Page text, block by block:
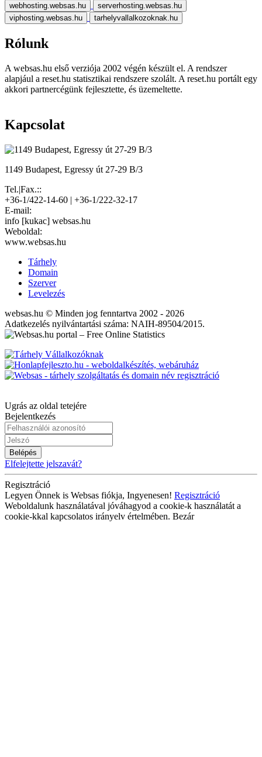
webhosting.websas.hu
serverhosting.websas.hu
viphosting.websas.hu
tarhelyvallalkozoknak.hu
Rólunk
A websas.hu első verziója 2002 végén készült el. A rendszer
alapjául a reset.hu statisztikai rendszere szolált. A reset.hu portált egy
akkori partnercégünk fejlesztette, és üzemeltette.
Kapcsolat
1149 Budapest, Egressy út 27-29 B/3
Tel.|Fax.::
+36-1/422-14-60 | +36-1/222-32-17
E-mail:
info [kukac] websas.hu
Weboldal:
www.websas.hu
Tárhely
Domain
Szerver
Levelezés
websas.hu © Minden jog fenntartva 2002 - 2026
Adatkezelés nyilvántartási száma: NAIH-89504/2015.
Ugrás az oldal tetejére
Bejelentkezés
Belépés
Elfelejtette jelszavát?
Regisztráció
Legyen Önnek is Websas fiókja, Ingyenesen! Regisztráció
Weboldalunk használatával jóváhagyod a cookie-k használatát a
cookie-kkal kapcsolatos irányelv értelmében. Bezár